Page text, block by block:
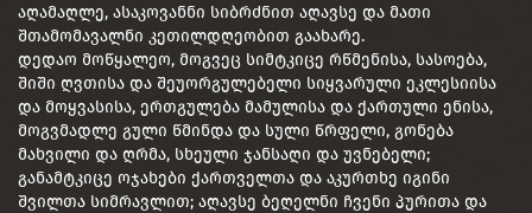
აღამაღლე, ასაკოვანნი სიბრძნით აღავსე და მათი
შთამომავალნი კეთილდღეობით გაახარე.
დედაო მოწყალეო, მოგვეც სიმტკიცე რწმენისა, სასოება,
შიში ღვთისა და შეუორგულებელი სიყვარული ეკლესიისა
და მოყვასისა, ერთგულება მამულისა და ქართული ენისა,
მოგვმადლე გული წმინდა და სული წრფელი, გონება
მახვილი და ღრმა, სხეული ჯანსაღი და უვნებელი;
განამტკიცე ოჯახები ქართველთა და აკურთხე იგინი
შვილთა სიმრავლით; აღავსე ბეღელნი ჩვენი პურითა და